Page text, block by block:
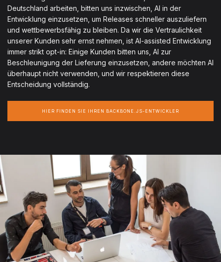
Deutschland arbeiten, bitten uns inzwischen, AI in der
Entwicklung einzusetzen, um Releases schneller auszuliefern
und wettbewerbsfähig zu bleiben. Da wir die Vertraulichkeit
unserer Kunden sehr ernst nehmen, ist AI-assisted Entwicklung
immer strikt opt-in: Einige Kunden bitten uns, AI zur
Beschleunigung der Lieferung einzusetzen, andere möchten AI
überhaupt nicht verwenden, und wir respektieren diese
Entscheidung vollständig.
HIER FINDEN SIE IHREN BACKBONE.JS-ENTWICKLER